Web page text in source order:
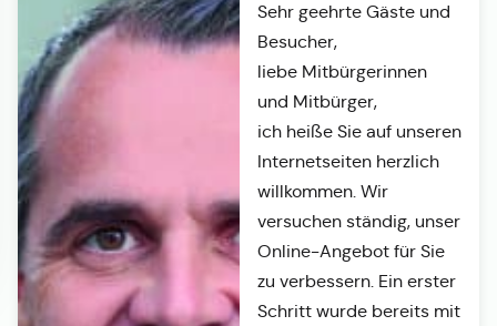
Sehr geehrte Gäste und
Besucher,
liebe Mitbürgerinnen
und Mitbürger,
ich heiße Sie auf unseren
Internetseiten herzlich
willkommen. Wir
versuchen ständig, unser
Online-Angebot für Sie
zu verbessern. Ein erster
Schritt wurde bereits mit